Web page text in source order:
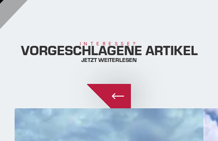
INTERESSE?
VORGESCHLAGENE ARTIKEL
JETZT WEITERLESEN